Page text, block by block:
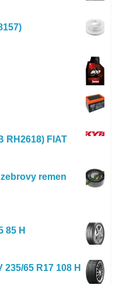
RH2618) FIAT
remen
85 H
65 R17 108 H